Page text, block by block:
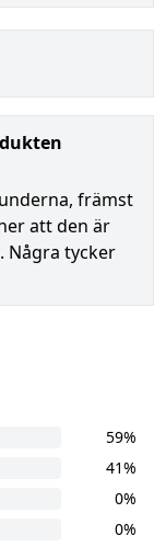
främst
att den är
Några tycker
59%
41%
0%
0%